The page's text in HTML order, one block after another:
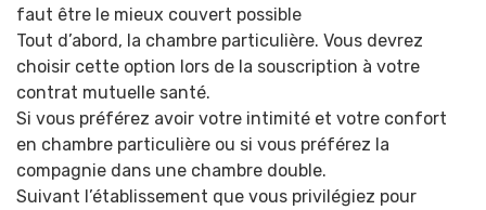
faut être le mieux couvert possible
Tout d’abord, la chambre particulière. Vous devrez
choisir cette option lors de la souscription à votre
contrat mutuelle santé.
Si vous préférez avoir votre intimité et votre confort
en chambre particulière ou si vous préférez la
compagnie dans une chambre double.
Suivant l’établissement que vous privilégiez pour